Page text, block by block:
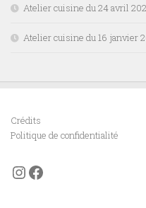
Atelier cuisine du 24 avril
Atelier cuisine du 16 janvier
Crédits
Politique de confidentialité
Instagram
Facebook